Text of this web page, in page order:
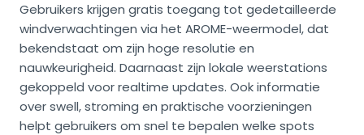
Gebruikers krijgen gratis toegang tot gedetailleerde
windverwachtingen via het AROME-weermodel, dat
bekendstaat om zijn hoge resolutie en
nauwkeurigheid. Daarnaast zijn lokale weerstations
gekoppeld voor realtime updates. Ook informatie
over swell, stroming en praktische voorzieningen
helpt gebruikers om snel te bepalen welke spots